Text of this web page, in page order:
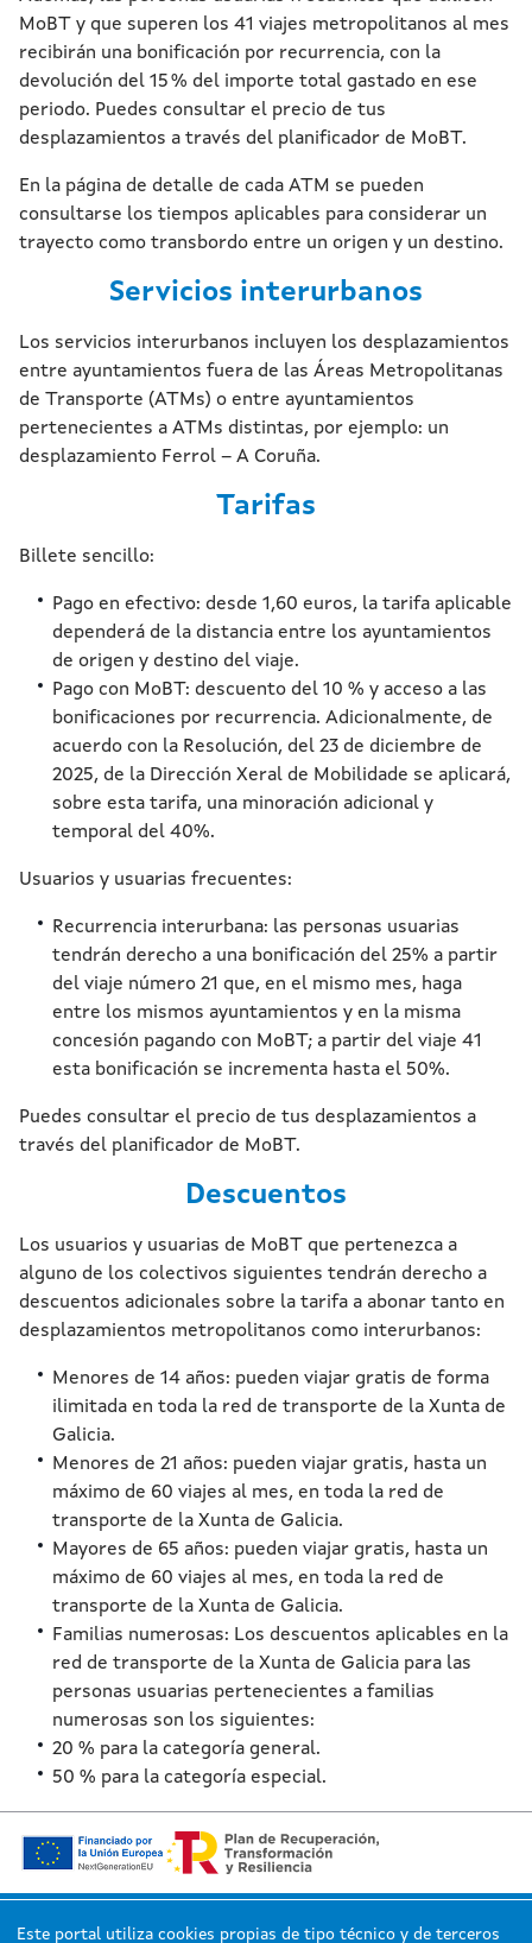
MoBT y que superen los 41 viajes metropolitanos al mes
recibirán una bonificación por recurrencia, con la
devolución del 15 % del importe total gastado en ese
periodo. Puedes consultar el precio de tus
desplazamientos a través del planificador de MoBT.
En la página de detalle de cada ATM se pueden
consultarse los tiempos aplicables para considerar un
trayecto como transbordo entre un origen y un destino.
Servicios interurbanos
Los servicios interurbanos incluyen los desplazamientos
entre ayuntamientos fuera de las Áreas Metropolitanas
de Transporte (ATMs) o entre ayuntamientos
pertenecientes a ATMs distintas, por ejemplo: un
desplazamiento Ferrol – A Coruña.
Tarifas
Billete sencillo:
Pago en efectivo: desde 1,60 euros, la tarifa aplicable
dependerá de la distancia entre los ayuntamientos
de origen y destino del viaje.
Pago con MoBT: descuento del 10 % y acceso a las
bonificaciones por recurrencia. Adicionalmente, de
acuerdo con la Resolución, del 23 de diciembre de
2025, de la Dirección Xeral de Mobilidade se aplicará,
sobre esta tarifa, una minoración adicional y
temporal del 40%.
Usuarios y usuarias frecuentes:
Recurrencia interurbana: las personas usuarias
tendrán derecho a una bonificación del 25% a partir
del viaje número 21 que, en el mismo mes, haga
entre los mismos ayuntamientos y en la misma
concesión pagando con MoBT; a partir del viaje 41
esta bonificación se incrementa hasta el 50%.
Puedes consultar el precio de tus desplazamientos a
través del planificador de MoBT.
Descuentos
Los usuarios y usuarias de MoBT que pertenezca a
alguno de los colectivos siguientes tendrán derecho a
descuentos adicionales sobre la tarifa a abonar tanto en
desplazamientos metropolitanos como interurbanos:
Menores de 14 años: pueden viajar gratis de forma
ilimitada en toda la red de transporte de la Xunta de
Galicia.
Menores de 21 años: pueden viajar gratis, hasta un
máximo de 60 viajes al mes, en toda la red de
transporte de la Xunta de Galicia.
Mayores de 65 años: pueden viajar gratis, hasta un
máximo de 60 viajes al mes, en toda la red de
transporte de la Xunta de Galicia.
Familias numerosas: Los descuentos aplicables en la
red de transporte de la Xunta de Galicia para las
personas usuarias pertenecientes a familias
numerosas son los siguientes:
20 % para la categoría general.
50 % para la categoría especial.
Este portal utiliza cookies propias de tipo técnico y de terceros